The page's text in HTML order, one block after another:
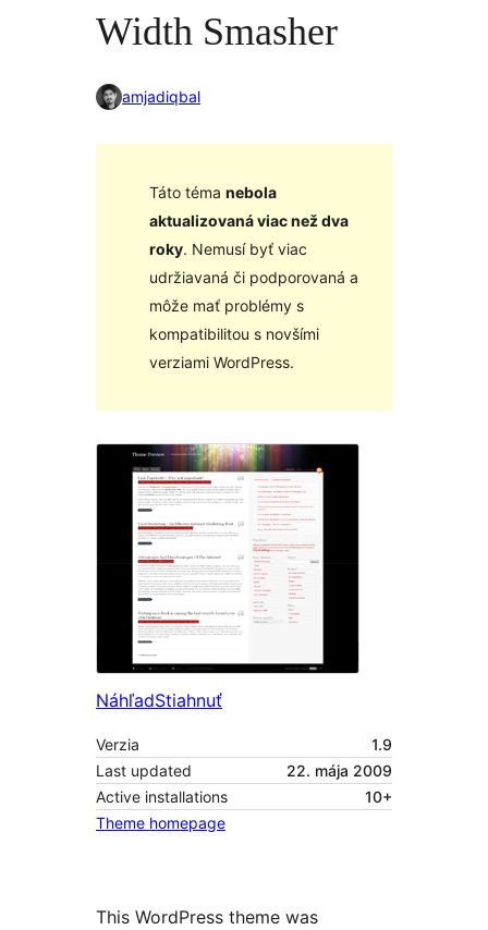
Width Smasher
amjadiqbal
Táto téma nebola
aktualizovaná viac než dva
roky. Nemusí byť viac
udržiavaná či podporovaná a
môže mať problémy s
kompatibilitou s novšími
verziami WordPress.
NáhľadStiahnuť
Verzia
1.9
Last updated
22. mája 2009
Active installations
10+
Theme homepage
This WordPress theme was